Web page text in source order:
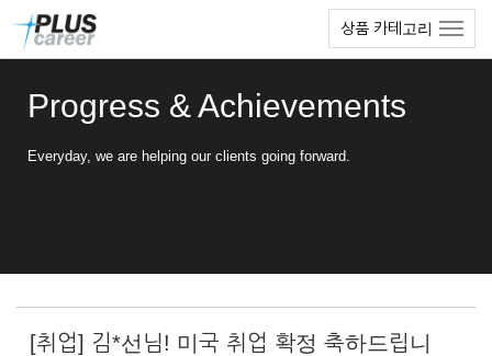
상품 카테고리
Progress & Achievements
Everyday, we are helping our clients going forward.
[취업] 김*선님! 미국 취업 확정 축하드립니